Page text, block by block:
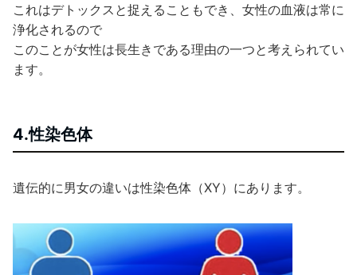
これはデトックスと捉えることもでき、女性の血液は常に
浄化されるので
このことが女性は長生きである理由の一つと考えられてい
ます。
4.性染色体
遺伝的に男女の違いは性染色体（XY）にあります。